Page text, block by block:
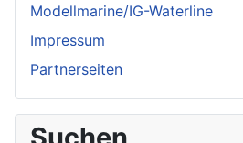
Modellmarine/IG-Waterline
Impressum
Partnerseiten
Suchen